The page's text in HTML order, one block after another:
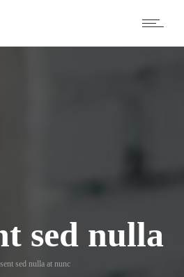
sed nulla
sed nulla at nunc